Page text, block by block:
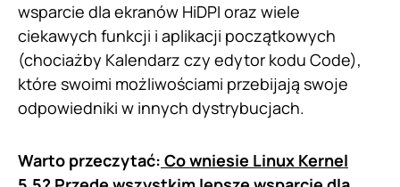
wsparcie dla ekranów HiDPI oraz wiele
ciekawych funkcji i aplikacji początkowych
(chociażby Kalendarz czy edytor kodu Code),
które swoimi możliwościami przebijają swoje
odpowiedniki w innych dystrybucjach.
Warto przeczytać: Co wniesie Linux Kernel